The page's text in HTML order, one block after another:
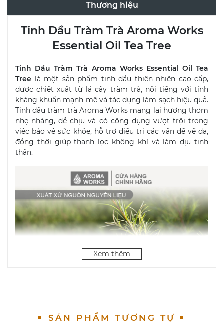
Thương hiệu
Tinh Dầu Tràm Trà Aroma Works
Essential Oil Tea Tree
Tinh Dầu Tràm Trà Aroma Works Essential Oil Tea
Tree là một sản phẩm tinh dầu thiên nhiên cao cấp,
được chiết xuất từ lá cây tràm trà, nổi tiếng với tính
kháng khuẩn mạnh mẽ và tác dụng làm sạch hiệu quả.
Tinh dầu tràm trà Aroma Works mang lại hương thơm
nhẹ nhàng, dễ chịu và có công dụng vượt trội trong
việc bảo vệ sức khỏe, hỗ trợ điều trị các vấn đề về da,
đồng thời giúp thanh lọc không khí và làm dịu tinh
thần.
Xem thêm
SẢN PHẨM TƯƠNG TỰ